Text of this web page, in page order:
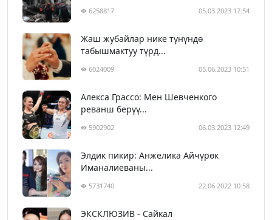
6258817 05.03.2023 17:54
Жаш жубайлар нике түнүндө
табышмактуу түрд...
6024009 05.06.2023 10:51
Алекса Грассо: Мен Шевченкого
реванш берүү...
5902902 06.03.2023 12:49
Элдик пикир: Анжелика Айчүрөк
Иманалиеваны...
5731740 22.06.2022 10:58
ЭКСКЛЮЗИВ - Сайкал